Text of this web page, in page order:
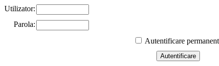
Utilizator:
Parola:
Autentificare